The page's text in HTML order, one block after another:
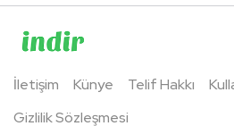
İletişim Künye Telif Hakkı
Gizlilik Sözleşmesi